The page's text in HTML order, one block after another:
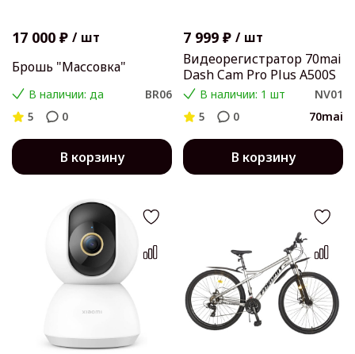
17 000 ₽ / шт
Брошь "Массовка"
В наличии: да
BR06
5
0
В корзину
7 999 ₽ / шт
Видеорегистратор 70mai
Dash Cam Pro Plus A500S
В наличии: 1 шт
NV01
5
0 70mai
В корзину